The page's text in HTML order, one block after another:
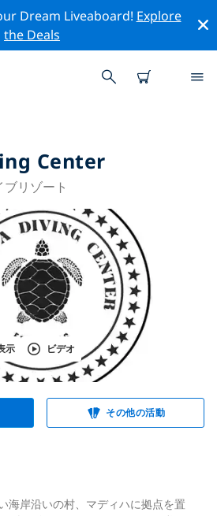
Dream Liveaboard! Explore
the Deals
Center
リゾート
示 ビデオ
その他の活動
海岸沿いの村、マディハに拠点を置